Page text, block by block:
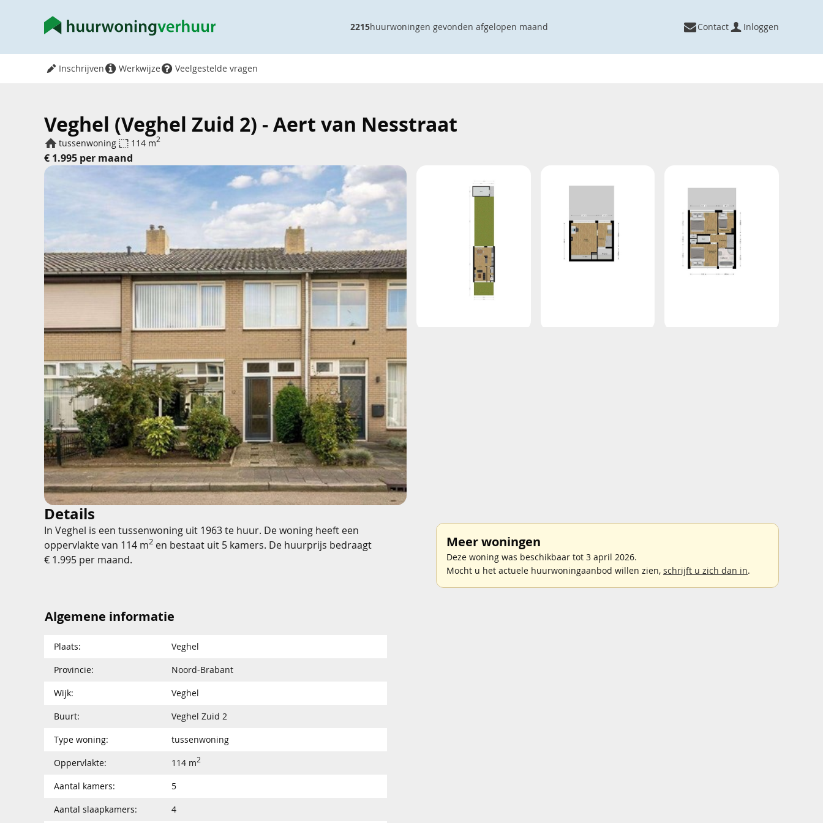
2215huurwoningen gevonden afgelopen maand Contact Inloggen
Inschrijven Werkwijze Veelgestelde vragen
Veghel (Veghel Zuid 2) - Aert van Nesstraat
tussenwoning 114 m2
€ 1.995 per maand
Details
In Veghel is een tussenwoning uit 1963 te huur. De woning heeft een
oppervlakte van 114 m2 en bestaat uit 5 kamers. De huurprijs bedraagt
€ 1.995 per maand.
Meer woningen
Deze woning was beschikbaar tot 3 april 2026.
Mocht u het actuele huurwoningaanbod willen zien, schrijft u zich dan in.
Algemene informatie
Plaats:
Veghel
Provincie:
Noord-Brabant
Wijk:
Veghel
Buurt:
Veghel Zuid 2
Type woning:
tussenwoning
Oppervlakte:
114 m2
Aantal kamers:
5
Aantal slaapkamers:
4